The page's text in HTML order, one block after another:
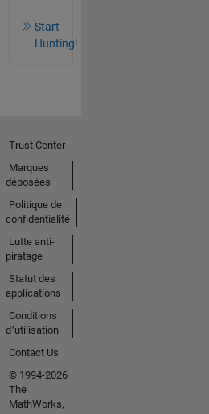
Start
Hunting!
Trust Center
Marques
déposées
Politique de
confidentialité
Lutte anti-
piratage
Statut des
applications
Conditions
d՚utilisation
Contact Us
© 1994-2026
The
MathWorks,